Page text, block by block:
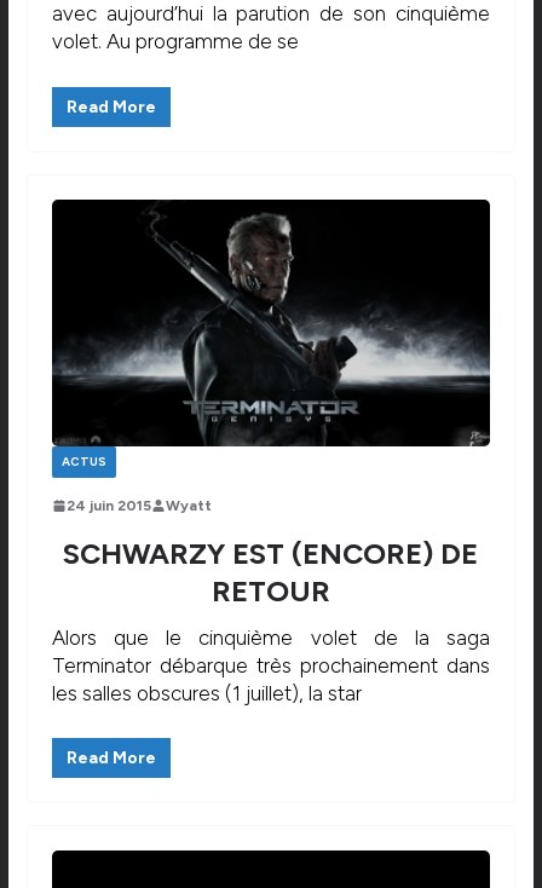
avec aujourd’hui la parution de son cinquième
volet. Au programme de se
Read More
ACTUS
24 juin 2015 Wyatt
SCHWARZY EST (ENCORE) DE
RETOUR
Alors que le cinquième volet de la saga
Terminator débarque très prochainement dans
les salles obscures (1 juillet), la star
Read More